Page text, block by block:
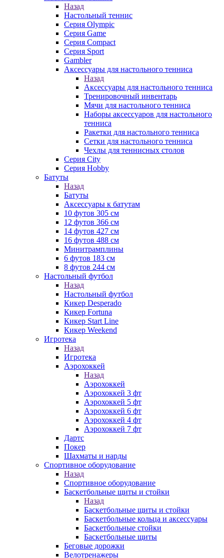
Назад
Настольный теннис
Серия Olympic
Серия Game
Серия Compact
Серия Sport
Gambler
Аксессуары для настольного тенниса
Назад
Аксессуары для настольного тенниса
Тренировочный инвентарь
Мячи для настольного тенниса
Наборы аксессуаров для настольного
тенниса
Ракетки для настольного тенниса
Сетки для настольного тенниса
Чехлы для теннисных столов
Серия City
Серия Hobby
Батуты
Назад
Батуты
Аксессуары к батутам
10 футов 305 см
12 футов 366 см
14 футов 427 см
16 футов 488 см
Минитрамплины
6 футов 183 см
8 футов 244 см
Настольный футбол
Назад
Настольный футбол
Кикер Desperado
Кикер Fortuna
Кикер Start Line
Кикер Weekend
Игротека
Назад
Игротека
Аэрохоккей
Назад
Аэрохоккей
Аэрохоккей 3 фт
Аэрохоккей 5 фт
Аэрохоккей 6 фт
Аэрохоккей 4 фт
Аэрохоккей 7 фт
Дартс
Покер
Шахматы и нарды
Спортивное оборудование
Назад
Спортивное оборудование
Баскетбольные щиты и стойки
Назад
Баскетбольные щиты и стойки
Баскетбольные кольца и аксессуары
Баскетбольные стойки
Баскетбольные щиты
Беговые дорожки
Велотренажеры